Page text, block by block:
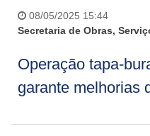
08/05/2025 15:44
Secretaria de Obras,
Operação tapa-
garante melhorias